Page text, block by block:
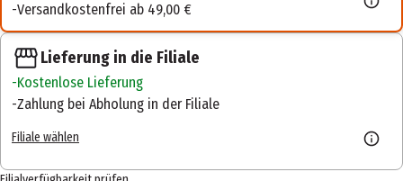
Versandkostenfrei ab 49,00 €
Lieferung in die Filiale
Kostenlose Lieferung
Zahlung bei Abholung in der Filiale
Filiale wählen